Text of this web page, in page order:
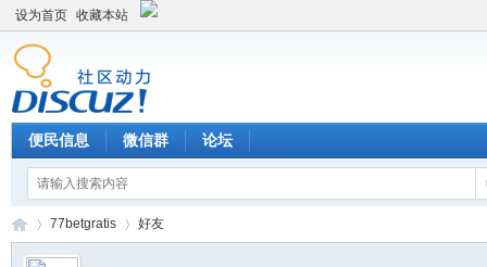
设为首页 收藏本站
便民信息 微信群 论坛
77betgratis 好友